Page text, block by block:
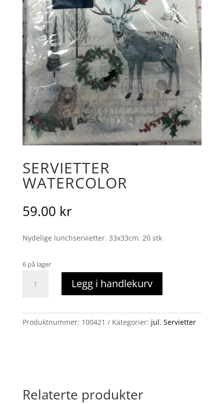
SERVIETTER
WATERCOLOR
59.00 kr
Nydelige lunchservietter. 33x33cm. 20 stk
6 på lager
watercolor
Legg i handlekurv
Produktnummer: 100421 Kategorier: jul, Servietter
Relaterte produkter